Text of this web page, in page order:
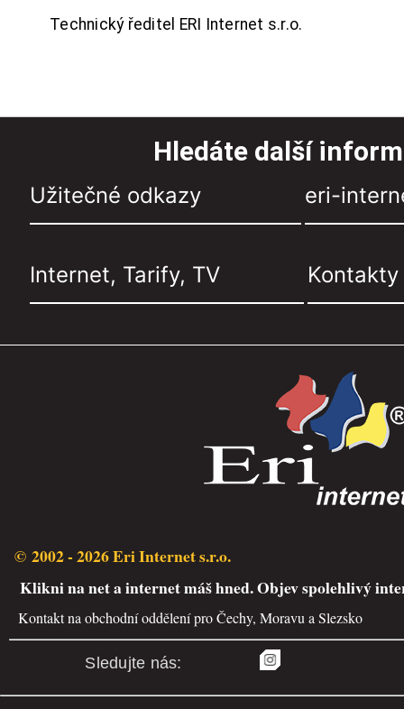
Technický ředitel ERI Internet s.r.o.
Hledáte další
Užitečné odkazy eri-
Internet, Tarify, TV Kontakty
© 2002 - 2026 Eri Internet s.r.o.
Klikni na net a internet máš hned. Objev spolehlivý
Kontakt na obchodní oddělení pro Čechy, Moravu a Slezsko
Sledujte nás: